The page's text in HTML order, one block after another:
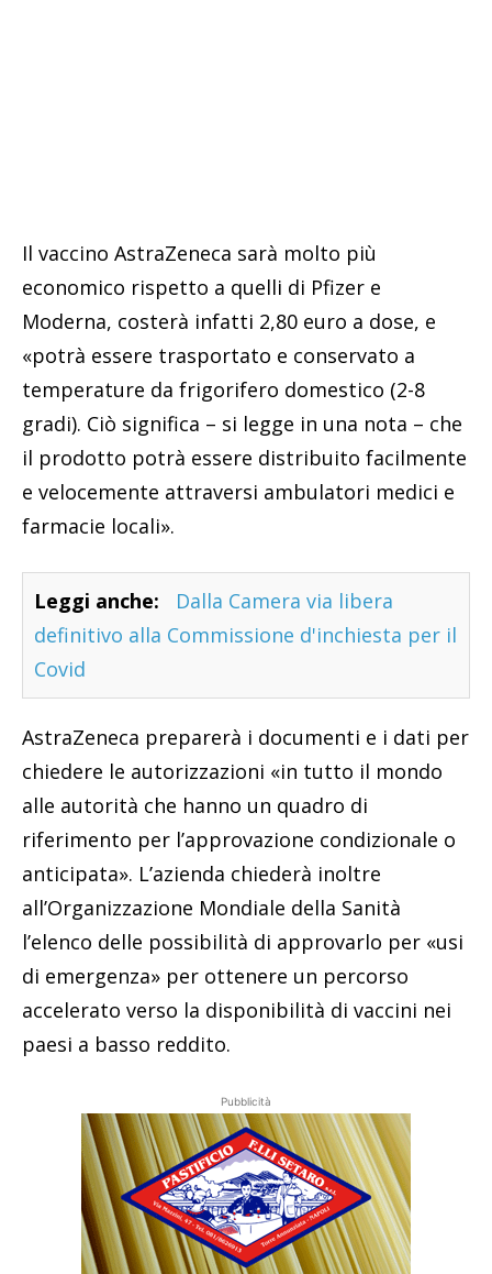
Il vaccino AstraZeneca sarà molto più
economico rispetto a quelli di Pfizer e
Moderna, costerà infatti 2,80 euro a dose, e
«potrà essere trasportato e conservato a
temperature da frigorifero domestico (2-8
gradi). Ciò significa – si legge in una nota – che
il prodotto potrà essere distribuito facilmente
e velocemente attraversi ambulatori medici e
farmacie locali».
Leggi anche:
Dalla Camera via libera
definitivo alla Commissione d'inchiesta per il
Covid
AstraZeneca preparerà i documenti e i dati per
chiedere le autorizzazioni «in tutto il mondo
alle autorità che hanno un quadro di
riferimento per l’approvazione condizionale o
anticipata». L’azienda chiederà inoltre
all’Organizzazione Mondiale della Sanità
l’elenco delle possibilità di approvarlo per «usi
di emergenza» per ottenere un percorso
accelerato verso la disponibilità di vaccini nei
paesi a basso reddito.
Pubblicità